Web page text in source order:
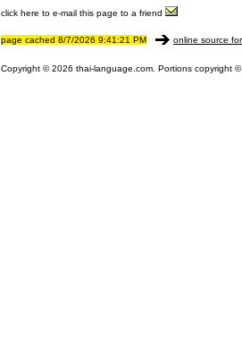
click here to e-mail this page to a friend
page cached 8/7/2026 9:41:21 PM online source
Copyright © 2026 thai-language.com. Portions copyright